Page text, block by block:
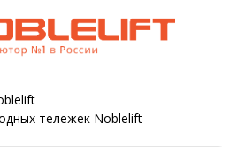
тележек Noblelift